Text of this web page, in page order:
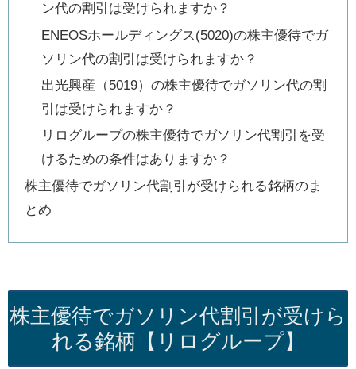
ン代の割引は受けられますか？
ENEOSホールディングス(5020)の株主優待でガ
ソリン代の割引は受けられますか？
出光興産（5019）の株主優待でガソリン代の割
引は受けられますか？
リログループの株主優待でガソリン代割引を受
けるための条件はありますか？
株主優待でガソリン代割引が受けられる銘柄のま
とめ
株主優待でガソリン代割引が受けら
れる銘柄【リログループ】